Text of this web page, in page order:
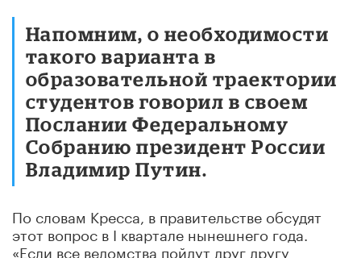
Напомним, о необходимости
такого варианта в
образовательной траектории
студентов говорил в своем
Послании Федеральному
Собранию президент России
Владимир Путин.
По словам Кресса, в правительстве обсудят
этот вопрос в I квартале нынешнего года.
«Если все ведомства пойдут друг другу